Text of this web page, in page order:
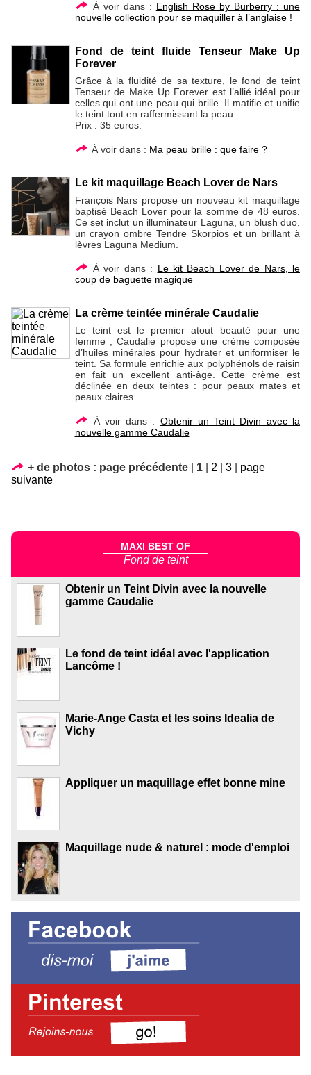
À voir dans : English Rose by Burberry : une
nouvelle collection pour se maquiller à l’anglaise !
Fond de teint fluide Tenseur Make Up
Forever
Grâce à la fluidité de sa texture, le fond de teint
Tenseur de Make Up Forever est l’allié idéal pour
celles qui ont une peau qui brille. Il matifie et unifie
le teint tout en raffermissant la peau.
Prix : 35 euros.
À voir dans : Ma peau brille : que faire ?
Le kit maquillage Beach Lover de Nars
François Nars propose un nouveau kit maquillage
baptisé Beach Lover pour la somme de 48 euros.
Ce set inclut un illuminateur Laguna, un blush duo,
un crayon ombre Tendre Skorpios et un brillant à
lèvres Laguna Medium.
À voir dans : Le kit Beach Lover de Nars, le
coup de baguette magique
La crème teintée minérale Caudalie
Le teint est le premier atout beauté pour une
femme ; Caudalie propose une crème composée
d’huiles minérales pour hydrater et uniformiser le
teint. Sa formule enrichie aux polyphénols de raisin
en fait un excellent anti-âge. Cette crème est
déclinée en deux teintes : pour peaux mates et
peaux claires.
À voir dans : Obtenir un Teint Divin avec la
nouvelle gamme Caudalie
+ de photos : page précédente 1 2 3
page
suivante
MAXI BEST OF
Fond de teint
Obtenir un Teint Divin avec la nouvelle
gamme Caudalie
Le fond de teint idéal avec l'application
Lancôme !
Marie-Ange Casta et les soins Idealia de
Vichy
Appliquer un maquillage effet bonne mine
Maquillage nude & naturel : mode d'emploi